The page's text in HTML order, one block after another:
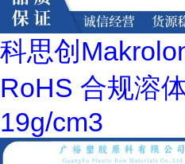
科思创
RoHS 合规溶
19g/cm3